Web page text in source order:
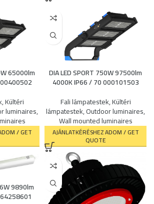
65000lm
,Kültéri
luminaires,
/ GET
DIA LED SPORT 750W 97500lm
4000K IP66 / 70 000101503
Fali lámpatestek,Kültéri
lámpatestek,Outdoor luminaires,
Wall mounted luminaires
AJÁNLATKÉRÉSHEZ ADOM / GET
QUOTE
9890lm